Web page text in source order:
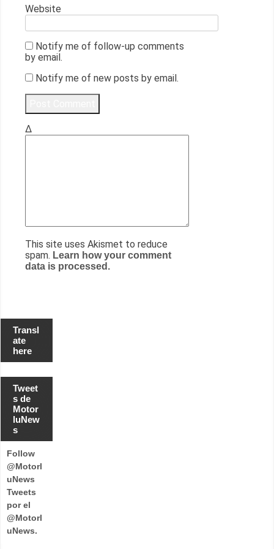
Website
Notify me of follow-up comments
by email.
Notify me of new posts by email.
Δ
This site uses Akismet to reduce
spam. Learn how your comment
data is processed.
Transl
ate
here
Tweet
s de
Motor
luNew
s
Follow
@Motorl
uNews
Tweets
por el
@Motorl
uNews.